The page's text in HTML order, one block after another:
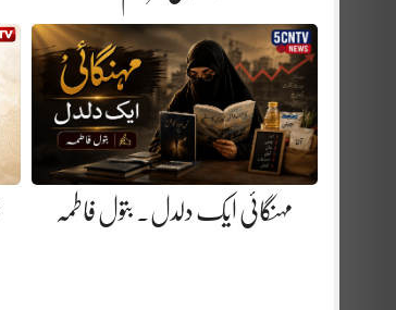
مہنگائی ایک دلدل. بتول فاطمہ